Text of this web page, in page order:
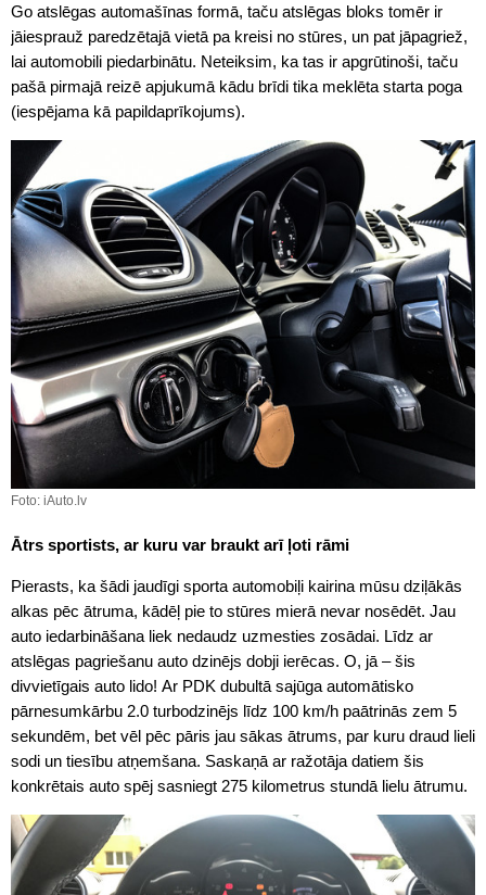
Go atslēgas automašīnas formā, taču atslēgas bloks tomēr ir
jāiesprauž paredzētajā vietā pa kreisi no stūres, un pat jāpagriež,
lai automobili piedarbinātu. Neteiksim, ka tas ir apgrūtinoši, taču
pašā pirmajā reizē apjukumā kādu brīdi tika meklēta starta poga
(iespējama kā papildaprīkojums).
Foto: iAuto.lv
Ātrs sportists, ar kuru var braukt arī ļoti rāmi
Pierasts, ka šādi jaudīgi sporta automobiļi kairina mūsu dziļākās
alkas pēc ātruma, kādēļ pie to stūres mierā nevar nosēdēt. Jau
auto iedarbināšana liek nedaudz uzmesties zosādai. Līdz ar
atslēgas pagriešanu auto dzinējs dobji ierēcas. O, jā – šis
divvietīgais auto lido! Ar PDK dubultā sajūga automātisko
pārnesumkārbu 2.0 turbodzinējs līdz 100 km/h paātrinās zem 5
sekundēm, bet vēl pēc pāris jau sākas ātrums, par kuru draud lieli
sodi un tiesību atņemšana. Saskaņā ar ražotāja datiem šis
konkrētais auto spēj sasniegt 275 kilometrus stundā lielu ātrumu.